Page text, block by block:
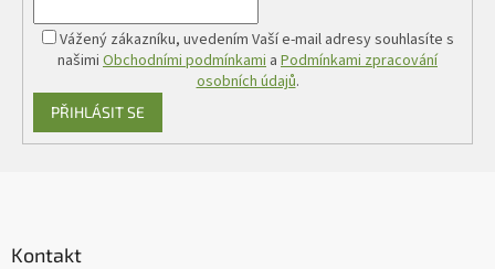
Vážený zákazníku, uvedením Vaší e-mail adresy souhlasíte s
našimi Obchodními podmínkami a Podmínkami zpracování
osobních údajů.
PŘIHLÁSIT SE
Kontakt